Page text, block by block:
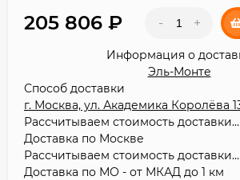
205 806 - +
Информация о
Эль-Монте
Способ доставки
г. Москва, ул. Академика Королёва
Рассчитываем стоимость доставки...
Доставка по Москве
Рассчитываем стоимость доставки...
Доставка по МО - от МКАД до 1 км